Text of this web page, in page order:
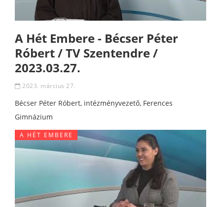
A Hét Embere - Bécser Péter
Róbert / TV Szentendre /
2023.03.27.
2023. március 27.
Bécser Péter Róbert, intézményvezető, Ferences
Gimnázium
A HÉT EMBERE